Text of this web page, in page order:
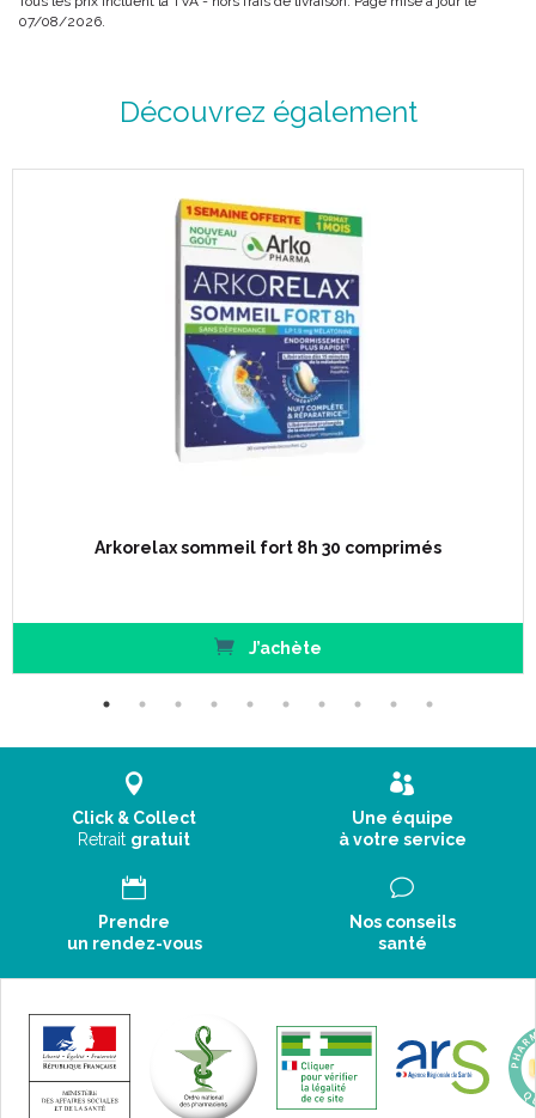
07/08/2026.
Découvrez également
Arkorelax sommeil fort 8h 30 comprimés
J’achète
Click & Collect
Retrait gratuit
Une équipe
à votre service
Prendre
un rendez-vous
Nos conseils
santé